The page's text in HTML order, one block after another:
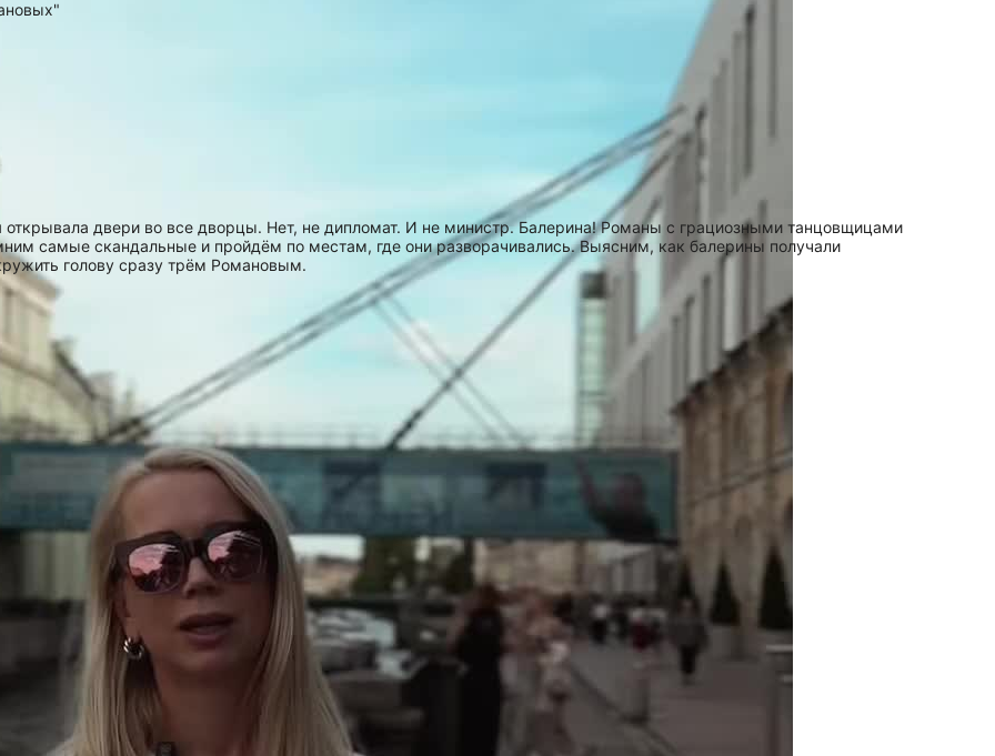
открывала двери во все дворцы. Нет, не дипломат. И не министр. Балерина! Романы с грациозными танцовщицами
самые скандальные и пройдём по местам, где они разворачивались. Выясним, как балерины получали
голову сразу трём Романовым.